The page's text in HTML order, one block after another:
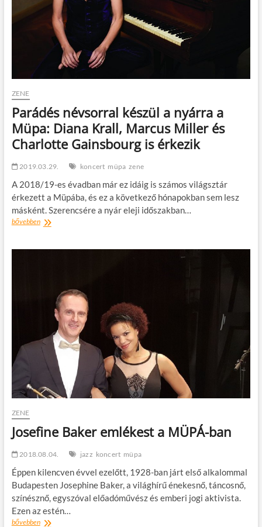
ZENE
Parádés névsorral készül a nyárra a
Müpa: Diana Krall, Marcus Miller és
Charlotte Gainsbourg is érkezik
2019.03.29. koncert müpa zene
A 2018/19-es évadban már ez idáig is számos világsztár
érkezett a Müpába, és ez a következő hónapokban sem lesz
másként. Szerencsére a nyár eleji időszakban…
bővebbenParádés
Marcus
és
Charlotte
Gainsbourg
érkezik
ZENE
Josefine Baker emlékest a MÜPÁ-ban
2018.08.04. jazz koncert müpa
Éppen kilencven évvel ezelőtt, 1928-ban járt első alkalommal
Budapesten Josephine Baker, a világhírű énekesnő, táncosnő,
színésznő, egyszóval előadóművész és emberi jogi aktivista.
Ezen az estén…
bővebbenJosefine